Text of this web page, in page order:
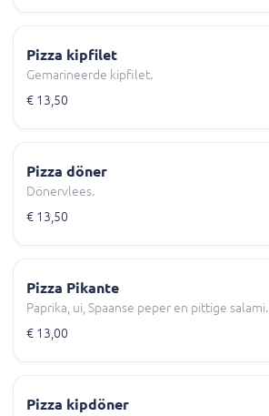
Pizza kipfilet
Gemarineerde kipfilet.
€ 13,50
Pizza döner
Dönervlees.
€ 13,50
Pizza Pikante
Paprika, ui, Spaanse peper en pittige salami.
€ 13,00
Pizza kipdöner